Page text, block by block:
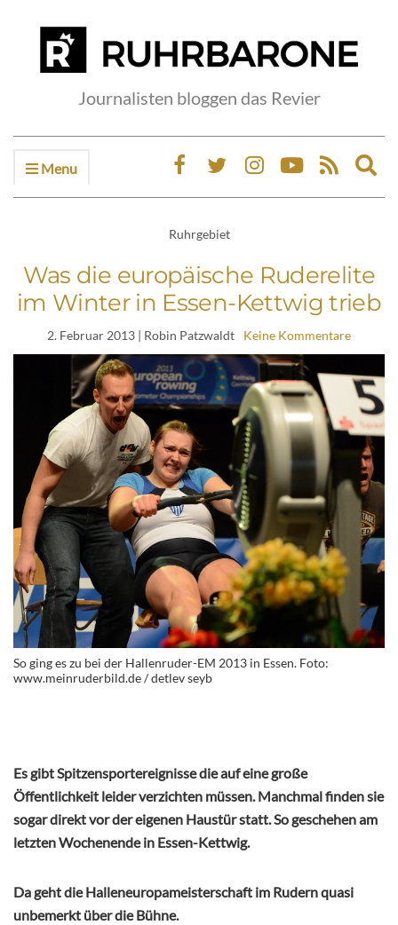
Journalisten bloggen das Revier
Menu
Ruhrgebiet
Was die europäische Ruderelite
im Winter in Essen-Kettwig trieb
2. Februar 2013 | Robin Patzwaldt Keine Kommentare
So ging es zu bei der Hallenruder-EM 2013 in Essen. Foto:
www.meinruderbild.de / detlev seyb
Es gibt Spitzensportereignisse die auf eine große
Öffentlichkeit leider verzichten müssen. Manchmal finden sie
sogar direkt vor der eigenen Haustür statt. So geschehen am
letzten Wochenende in Essen-Kettwig.
Da geht die Halleneuropameisterschaft im Rudern quasi
unbemerkt über die Bühne.